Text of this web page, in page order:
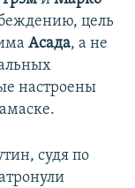
цель
Асада, а не
настроены
судя по